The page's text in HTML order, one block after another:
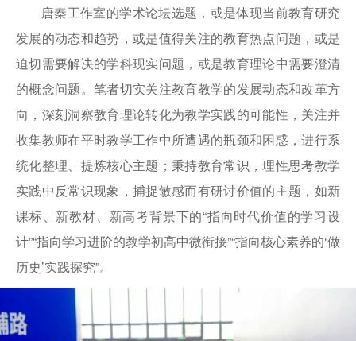
唐秦工作室的学术论坛选题，或是体现当前教育研究
发展的动态和趋势，或是值得关注的教育热点问题，或是
迫切需要解决的学科现实问题，或是教育理论中需要澄清
的概念问题。笔者切实关注教育教学的发展动态和改革方
向，深刻洞察教育理论转化为教学实践的可能性，关注并
收集教师在平时教学工作中所遭遇的瓶颈和困惑，进行系
统化整理、提炼核心主题；秉持教育常识，理性思考教学
实践中反常识现象，捕捉敏感而有研讨价值的主题，如新
课标、新教材、新高考背景下的“指向时代价值的学习设
计”“指向学习进阶的教学初高中微衔接”“指向核心素养的‘做
历史’实践探究”。